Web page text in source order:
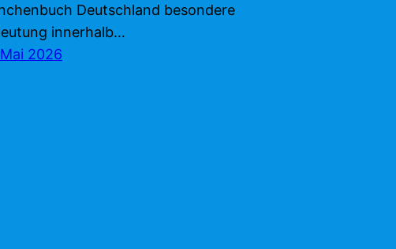
Deutschland besondere
innerhalb…
2026